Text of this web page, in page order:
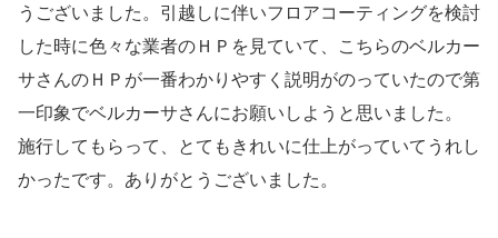
うございました。引越しに伴いフロアコーティングを検討
した時に色々な業者のＨＰを見ていて、こちらのベルカー
サさんのＨＰが一番わかりやすく説明がのっていたので第
一印象でベルカーサさんにお願いしようと思いました。
施行してもらって、とてもきれいに仕上がっていてうれし
かったです。ありがとうございました。